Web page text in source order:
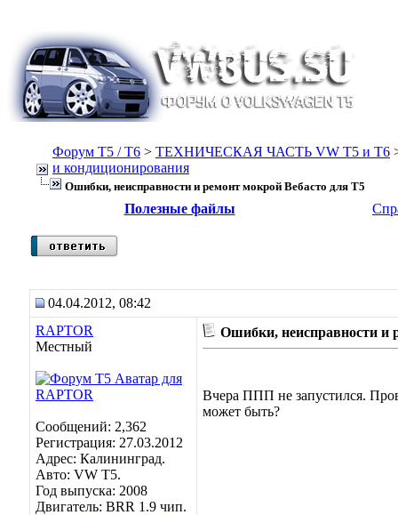
Форум Т5 / T6 > ТЕХНИЧЕСКАЯ ЧАСТЬ VW T5 и T6
и кондиционирования
Ошибки, неисправности и ремонт мокрой Вебасто для Т5
Полезные файлы
04.04.2012, 08:42
RAPTOR
Местный
Сообщений: 2,362
Регистрация: 27.03.2012
Адрес: Калининград.
Авто: VW Т5.
Год выпуска: 2008
Двигатель: BRR 1.9 чип.
Ошибки, неисправности и
Вчера ППП не запустился.
может быть?